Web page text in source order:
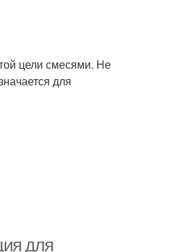
цели смесями. Не
для
для